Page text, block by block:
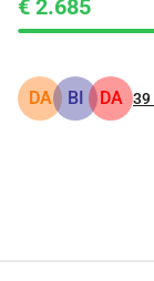
€ 2.685
DA BI DA 39